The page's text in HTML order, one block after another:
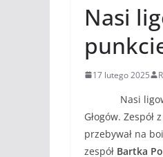
Nasi
17 lutego 2025
Nasi ligowcy
Głogów.
przebywał na
zespół Bartka